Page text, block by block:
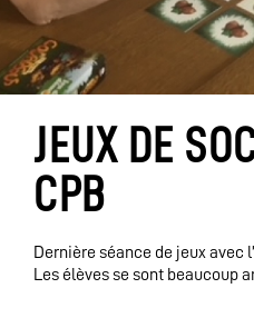
JEUX DE
CPB
Dernière séance de jeux avec
Les élèves se sont beaucoup